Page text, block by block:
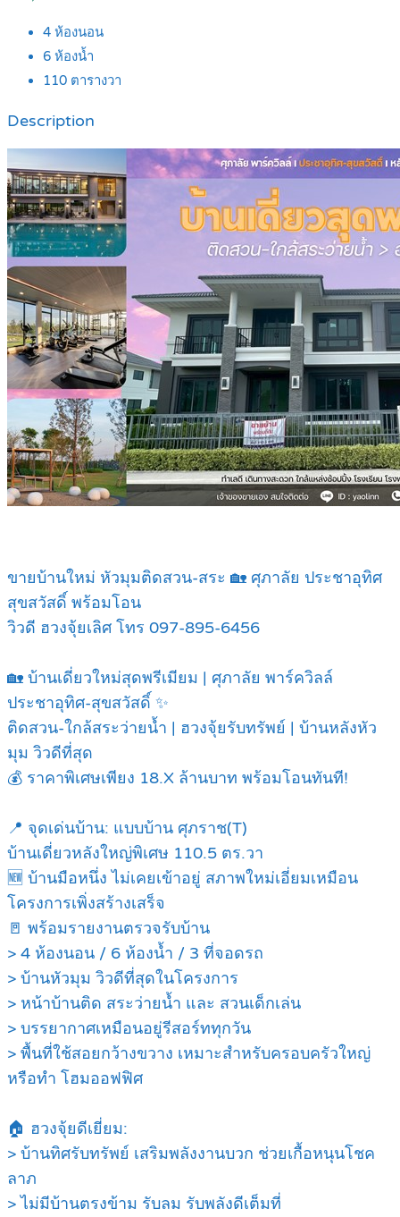
4 ห้องนอน
6 ห้องน้ำ
110 ตารางวา
Description
ขายบ้านใหม่ หัวมุมติดสวน-สระ 🏡 ศุภาลัย ประชาอุทิศ
สุขสวัสดิ์ พร้อมโอน
วิวดี ฮวงจุ้ยเลิศ โทร 097-895-6456
🏡 บ้านเดี่ยวใหม่สุดพรีเมียม | ศุภาลัย พาร์ควิลล์
ประชาอุทิศ-สุขสวัสดิ์ ✨
ติดสวน-ใกล้สระว่ายน้ำ | ฮวงจุ้ยรับทรัพย์ | บ้านหลังหัว
มุม วิวดีที่สุด
💰 ราคาพิเศษเพียง 18.X ล้านบาท พร้อมโอนทันที!
📍 จุดเด่นบ้าน: แบบบ้าน ศุภราช(T)
บ้านเดี่ยวหลังใหญ่พิเศษ 110.5 ตร.วา
🆕 บ้านมือหนึ่ง ไม่เคยเข้าอยู่ สภาพใหม่เอี่ยมเหมือน
โครงการเพิ่งสร้างเสร็จ
🚪 พร้อมรายงานตรวจรับบ้าน
> 4 ห้องนอน / 6 ห้องน้ำ / 3 ที่จอดรถ
> บ้านหัวมุม วิวดีที่สุดในโครงการ
> หน้าบ้านติด สระว่ายน้ำ และ สวนเด็กเล่น
> บรรยากาศเหมือนอยู่รีสอร์ททุกวัน
> พื้นที่ใช้สอยกว้างขวาง เหมาะสำหรับครอบครัวใหญ่
หรือทำ โฮมออฟฟิศ
🏠 ฮวงจุ้ยดีเยี่ยม:
> บ้านทิศรับทรัพย์ เสริมพลังงานบวก ช่วยเกื้อหนุนโชค
ลาภ
> ไม่มีบ้านตรงข้าม รับลม รับพลังดีเต็มที่